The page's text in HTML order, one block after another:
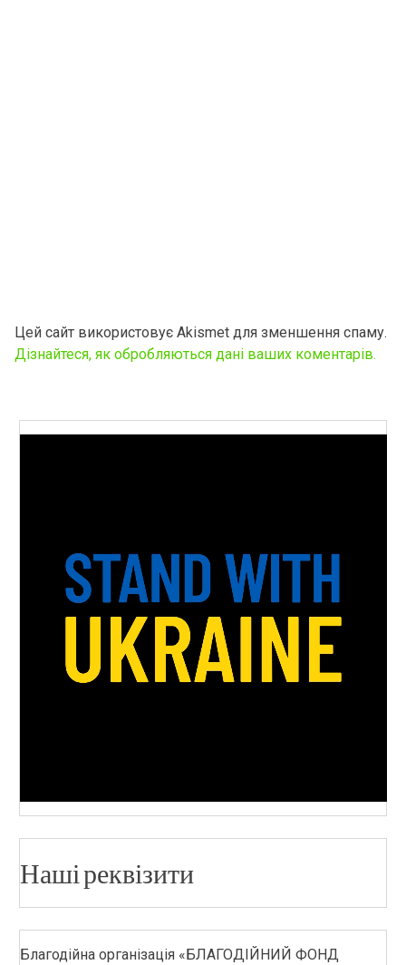
Цей сайт використовує Akismet для зменшення спаму.
Дізнайтеся, як обробляються дані ваших коментарів.
Наші реквізити
Благодійна організація «БЛАГОДІЙНИЙ ФОНД